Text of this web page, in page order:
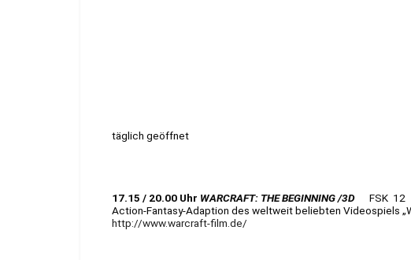
täglich geöffnet
17.15 / 20.00 Uhr WARCRAFT: THE BEGINNING /3D
FSK 12
Action-Fantasy-Adaption des weltweit beliebten Videospiels
http://www.warcraft-film.de/